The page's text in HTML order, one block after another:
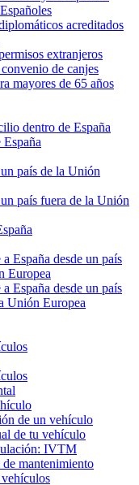
acreditados
extranjeros
de canjes
mayores de 65 años
dentro de España
país de la Unión
país fuera de la Unión
a España desde un país
Europea
a España desde un país
Unión Europea
de un vehículo
de tu vehículo
IVTM
mantenimiento